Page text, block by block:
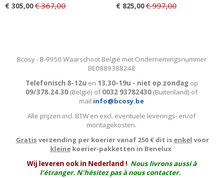
€ 305,00€ 367,00 € 825,00€ 997,00
Bcosy - B-9950 Waarschoot België met Ondernemingsnummer
BE0889388248
Telefonisch 8-12u en 13.30-19u - niet op zondag op
09/378.24.30 (België) of0032 93782430 (Buitenland) of
mail info@bcosy.be
Alle prijzen incl. BTW en excl. eventuele leverings- en/of
montagekosten.
Gratisverzending per koerier vanaf 250 € dit is enkel voor
kleinekoerier-pakketten in Benelux
Wij leveren ook in Nederland ! Nous livrons aussi à
l'étranger. N'hésitez pas à nous contacter.